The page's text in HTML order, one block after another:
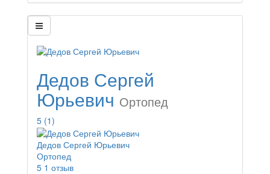
Дедов Сергей
Юрьевич Ортопед
5 (1)
Дедов Сергей Юрьевич
Ортопед
5 1 отзыв